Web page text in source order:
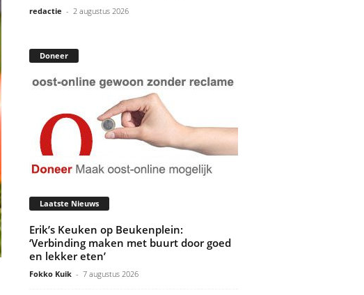
redactie - 2 augustus 2026
Doneer
Laatste Nieuws
Erik’s Keuken op Beukenplein:
‘Verbinding maken met buurt door goed
en lekker eten’
Fokko Kuik - 7 augustus 2026